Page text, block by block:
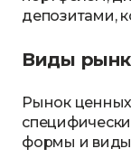
депозитами,
Виды
Рынок
формы и